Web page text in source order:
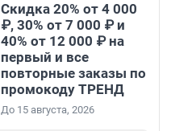
Скидка 20% от 4 000
₽, 30% от 7 000 ₽ и
40% от 12 000 ₽ на
первый и все
повторные заказы по
промокоду ТРЕНД
До 15 августа, 2026